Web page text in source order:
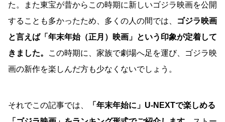
た。また東宝が昔からこの時期に新しいゴジラ映画を公開
することも多かったため、多くの人の間では、
ゴジラ映画
と言えば「年末年始（正月）映画」という印象が定着して
きました。
この時期に、家族で劇場へ足を運び、ゴジラ映
画の新作を楽しんだ方も少なくないでしょう。
それでこの記事では、
「年末年始に」U-NEXTで楽しめる